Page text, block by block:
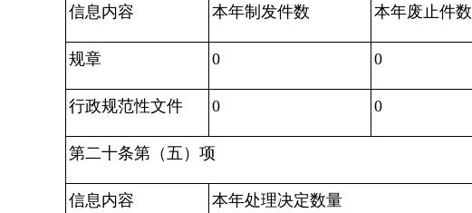
信息内容 本年制发件数 本年废止件数
规章 0 0
行政规范性文件 0 0
第二十条第（五）项
信息内容 本年处理决定数量